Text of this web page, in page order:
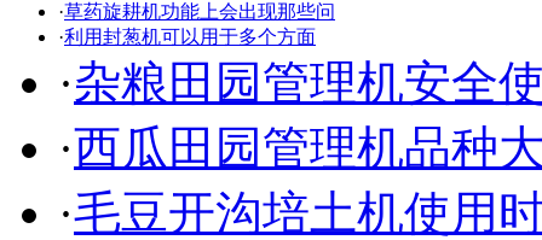
·草药旋耕机功能上会出现那些问
·利用封葱机可以用于多个方面
·杂粮田园管理机安全
·西瓜田园管理机品种
·毛豆开沟培土机使用